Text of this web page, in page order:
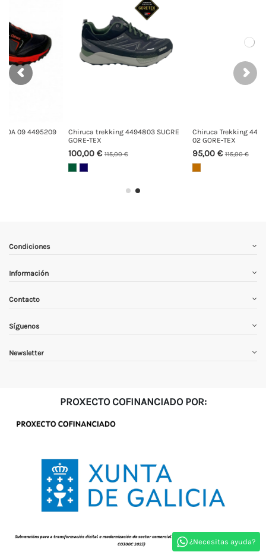
¿Necesitas ayuda?
SUCRE
Chiruca Trekking 4491802 AVILA
02 GORE-TEX
95,00 €115,00 €
Chiruca Trekking 4550401
AUSTRALIA 01 GORE-TEX
100,00 €120,00 €
Condiciones
Información
Contacto
Síguenos
Newsletter
PROXECTO COFINANCIADO POR: